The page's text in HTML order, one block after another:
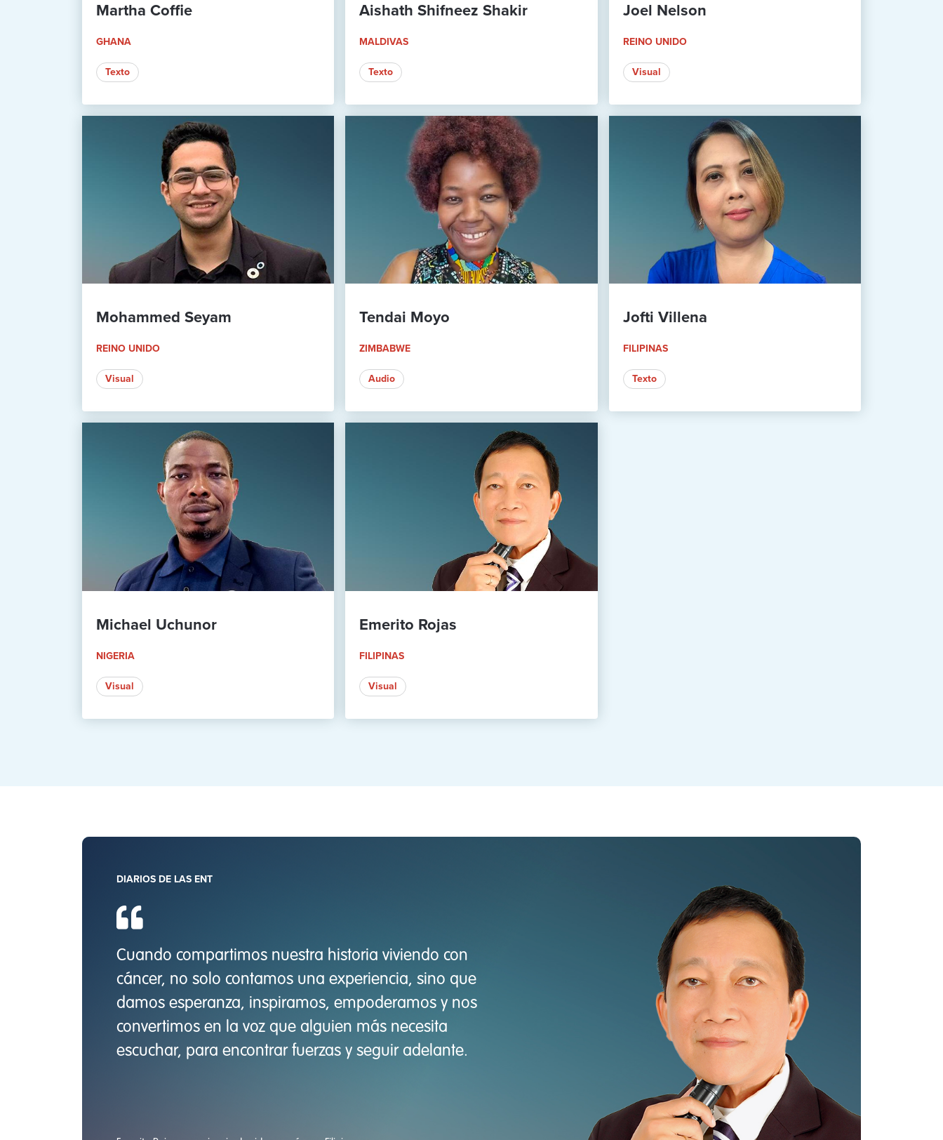
Martha Coffie
GHANA
Texto
Aishath Shifneez Shakir
MALDIVAS
Texto
Joel Nelson
REINO UNIDO
Visual
Mohammed Seyam
REINO UNIDO
Visual
Tendai Moyo
ZIMBABWE
Audio
Jofti Villena
FILIPINAS
Texto
Michael Uchunor
NIGERIA
Visual
Emerito Rojas
FILIPINAS
Visual
DIARIOS DE LAS ENT
Cuando compartimos nuestra historia viviendo con
cáncer, no solo contamos una experiencia, sino que
damos esperanza, inspiramos, empoderamos y nos
convertimos en la voz que alguien más necesita
escuchar, para encontrar fuerzas y seguir adelante.